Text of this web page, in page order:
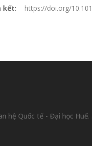
kết: https://doi.org/
hệ Quốc tế - Đại học Huế.